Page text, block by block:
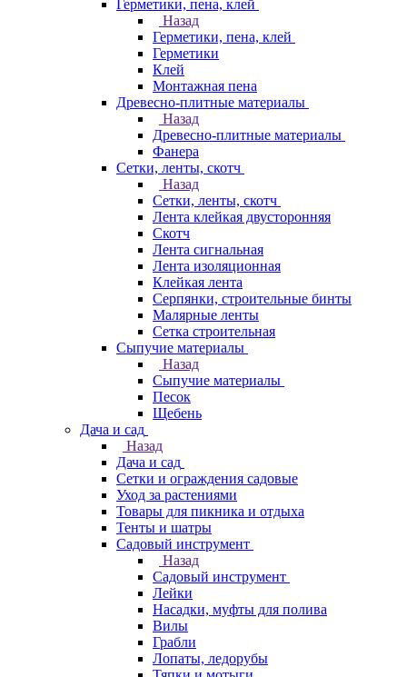
Герметики, пена, клей
Назад
Герметики, пена, клей
Герметики
Клей
Монтажная пена
Древесно-плитные материалы
Назад
Древесно-плитные материалы
Фанера
Сетки, ленты, скотч
Назад
Сетки, ленты, скотч
Лента клейкая двусторонняя
Скотч
Лента сигнальная
Лента изоляционная
Клейкая лента
Серпянки, строительные бинты
Малярные ленты
Сетка строительная
Сыпучие материалы
Назад
Сыпучие материалы
Песок
Щебень
Дача и сад
Назад
Дача и сад
Сетки и ограждения садовые
Уход за растениями
Товары для пикника и отдыха
Тенты и шатры
Садовый инструмент
Назад
Садовый инструмент
Лейки
Насадки, муфты для полива
Вилы
Грабли
Лопаты, ледорубы